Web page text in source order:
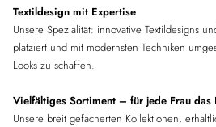
Textildesign mit Expertise
Unsere Spezialität: innovative Textildesigns
platziert und mit modernsten Techniken
Looks zu schaffen.
Vielfältiges Sortiment – für jede Frau das
Unsere breit gefächerten Kollektionen,